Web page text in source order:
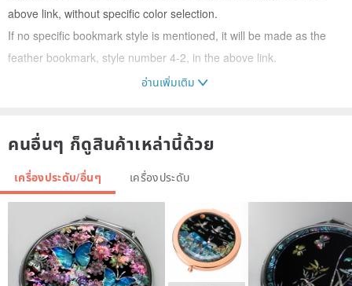
above link, without specific color selection.
If no specific bookmark style is mentioned, it will be made as the
feather bookmark, style number 4-2, in the above link.
we do not proactively provide luxurious packaging. All packaging
and paper bags are simple. If you need it for a gift, please inform
us proactively if packaging is required.
★ Each handmade glass bead is slightly different in appearance,
with variations in size and shape. Please only place an order if you
can accept these differences.
อ่านเพิ่มเติม
คนอื่นๆ ก็ดูสินค้าเหล่านี้ด้วย
เครื่องประดับ/อื่นๆ เครื่องประดับ